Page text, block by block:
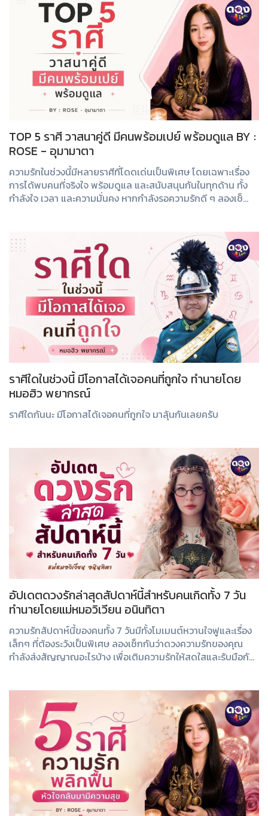
TOP 5 ราศี วาสนาคู่ดี มีคนพร้อมเปย์ พร้อมดูแล BY :
ROSE - อุมามาตา
ความรักในช่วงนี้มีหลายราศีที่โดดเด่นเป็นพิเศษ โดยเฉพาะเรื่อง
การได้พบคนที่จริงใจ พร้อมดูแล และสนับสนุนกันในทุกด้าน ทั้ง
กำลังใจ เวลา และความมั่นคง หากกำลังรอความรักดี ๆ ลองเช็
ราศีใดในช่วงนี้ มีโอกาสได้เจอคนที่ถูกใจ ทำนายโดย
หมอฮิว พยากรณ์
ราศีใดกันนะ มีโอกาสได้เจอคนที่ถูกใจ มาลุ้นกันเลยครับ
อัปเดตดวงรักล่าสุดสัปดาห์นี้สำหรับคนเกิดทั้ง 7 วัน
ทำนายโดยแม่หมอวิเวียน อนินทิตา
ความรักสัปดาห์นี้ของคนทั้ง 7 วันมีทั้งโมเมนต์หวานใจฟูและเรื่อง
เล็กๆ ที่ต้องระวังเป็นพิเศษ ลองเช็กกันว่าดวงความรักของคุณ
กำลังส่งสัญญาณอะไรบ้าง เพื่อเติมความรักให้สดใสและรับมือกับ